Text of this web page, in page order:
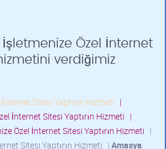
İşletmenize Özel İnternet
verdiğimiz
Sitesi Yaptırın Hizmeti |
İnternet Sitesi Yaptırın Hizmeti |
Özel İnternet Sitesi Yaptırın Hizmeti |
Sitesi Yaptırın Hizmeti | Amasya